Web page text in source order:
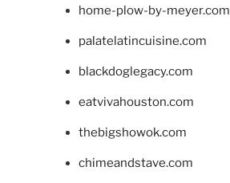
home-plow-by-meyer.com
palatelatincuisine.com
blackdoglegacy.com
eatvivahouston.com
thebigshowok.com
chimeandstave.com